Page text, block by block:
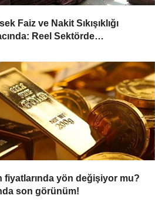
Faiz ve Nakit Sıkışıklığı
Reel Sektörde
fiyatlarında yön değişiyor mu?
son görünüm!